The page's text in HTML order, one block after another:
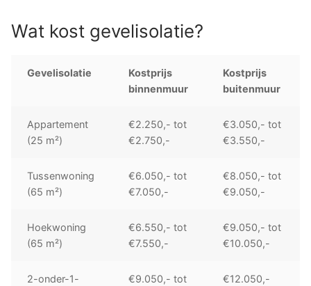
Wat kost gevelisolatie?
Gevelisolatie
Kostprijs
binnenmuur
Kostprijs
buitenmuur
Appartement
(25 m²)
€2.250,- tot
€2.750,-
€3.050,- tot
€3.550,-
Tussenwoning
(65 m²)
€6.050,- tot
€7.050,-
€8.050,- tot
€9.050,-
Hoekwoning
(65 m²)
€6.550,- tot
€7.550,-
€9.050,- tot
€10.050,-
2-onder-1-
€9.050,- tot
€12.050,-